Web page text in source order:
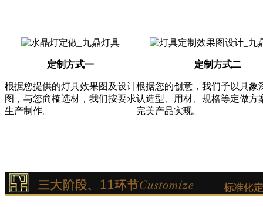
定制方式一
根据您提供的灯具效果图及设计
图，与您商榷选材，我们按要求
生产制作。
定制方式二
根据您的创意，我们予以具象
认造型、用材、规格等定做方
完美产品实现。